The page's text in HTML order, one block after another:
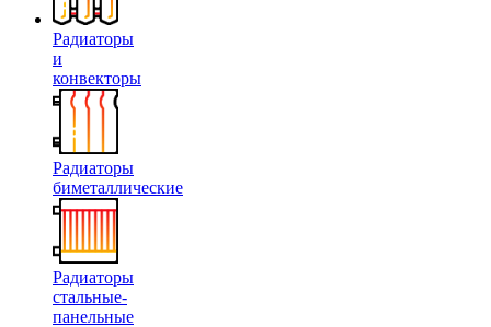
Радиаторы
и
конвекторы
Радиаторы
биметаллические
Радиаторы
стальные-
панельные